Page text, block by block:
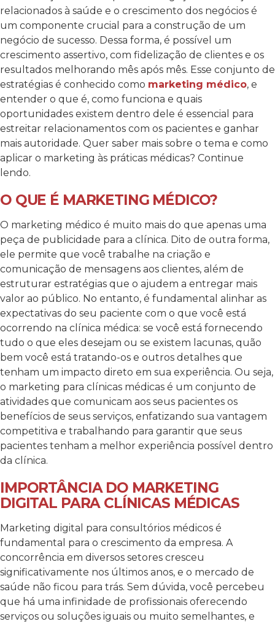
relacionados à saúde e o crescimento dos negócios é
um componente crucial para a construção de um
negócio de sucesso. Dessa forma, é possível um
crescimento assertivo, com fidelização de clientes e os
resultados melhorando mês após mês. Esse conjunto de
estratégias é conhecido como marketing médico, e
entender o que é, como funciona e quais
oportunidades existem dentro dele é essencial para
estreitar relacionamentos com os pacientes e ganhar
mais autoridade. Quer saber mais sobre o tema e como
aplicar o marketing às práticas médicas? Continue
lendo.
O QUE É MARKETING MÉDICO?
O marketing médico é muito mais do que apenas uma
peça de publicidade para a clínica. Dito de outra forma,
ele permite que você trabalhe na criação e
comunicação de mensagens aos clientes, além de
estruturar estratégias que o ajudem a entregar mais
valor ao público. No entanto, é fundamental alinhar as
expectativas do seu paciente com o que você está
ocorrendo na clínica médica: se você está fornecendo
tudo o que eles desejam ou se existem lacunas, quão
bem você está tratando-os e outros detalhes que
tenham um impacto direto em sua experiência. Ou seja,
o marketing para clínicas médicas é um conjunto de
atividades que comunicam aos seus pacientes os
benefícios de seus serviços, enfatizando sua vantagem
competitiva e trabalhando para garantir que seus
pacientes tenham a melhor experiência possível dentro
da clínica.
IMPORTÂNCIA DO MARKETING
DIGITAL PARA CLÍNICAS MÉDICAS
Marketing digital para consultórios médicos é
fundamental para o crescimento da empresa. A
concorrência em diversos setores cresceu
significativamente nos últimos anos, e o mercado de
saúde não ficou para trás. Sem dúvida, você percebeu
que há uma infinidade de profissionais oferecendo
serviços ou soluções iguais ou muito semelhantes, e